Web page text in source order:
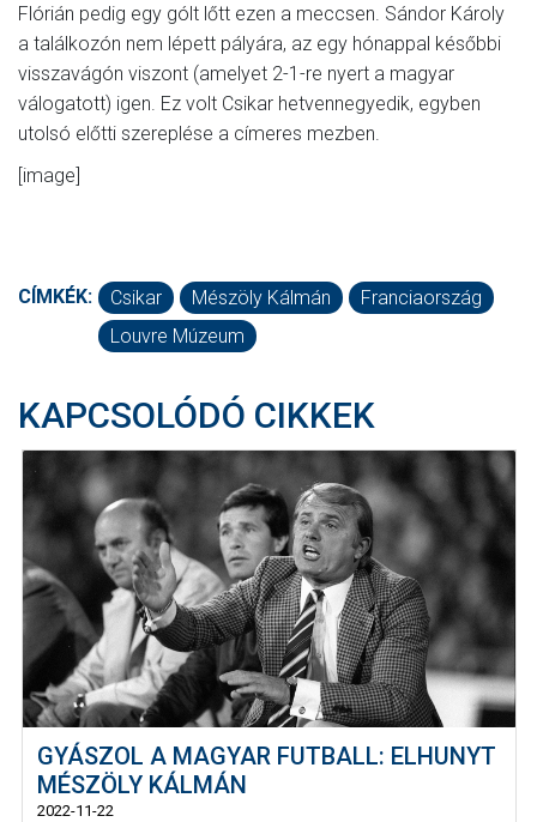
Flórián pedig egy gólt lőtt ezen a meccsen. Sándor Károly
a találkozón nem lépett pályára, az egy hónappal későbbi
visszavágón viszont (amelyet 2-1-re nyert a magyar
válogatott) igen. Ez volt Csikar hetvennegyedik, egyben
utolsó előtti szereplése a címeres mezben.
[image]
CÍMKÉK: Csikar Mészöly Kálmán
Franciaország
Louvre Múzeum
KAPCSOLÓDÓ CIKKEK
GYÁSZOL A MAGYAR FUTBALL: ELHUNYT
MÉSZÖLY KÁLMÁN
2022-11-22